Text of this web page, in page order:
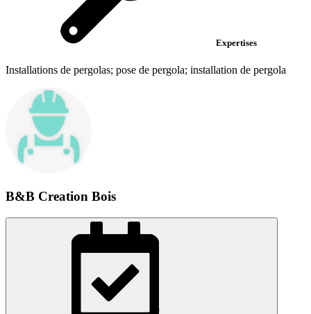
Expertises
Installations de pergolas; pose de pergola; installation de pergola
B&B Creation Bois